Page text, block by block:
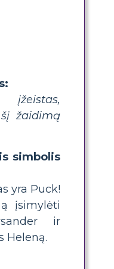
žaidimą
simbolis
yra Puck!
įsimylėti
ir
Heleną.